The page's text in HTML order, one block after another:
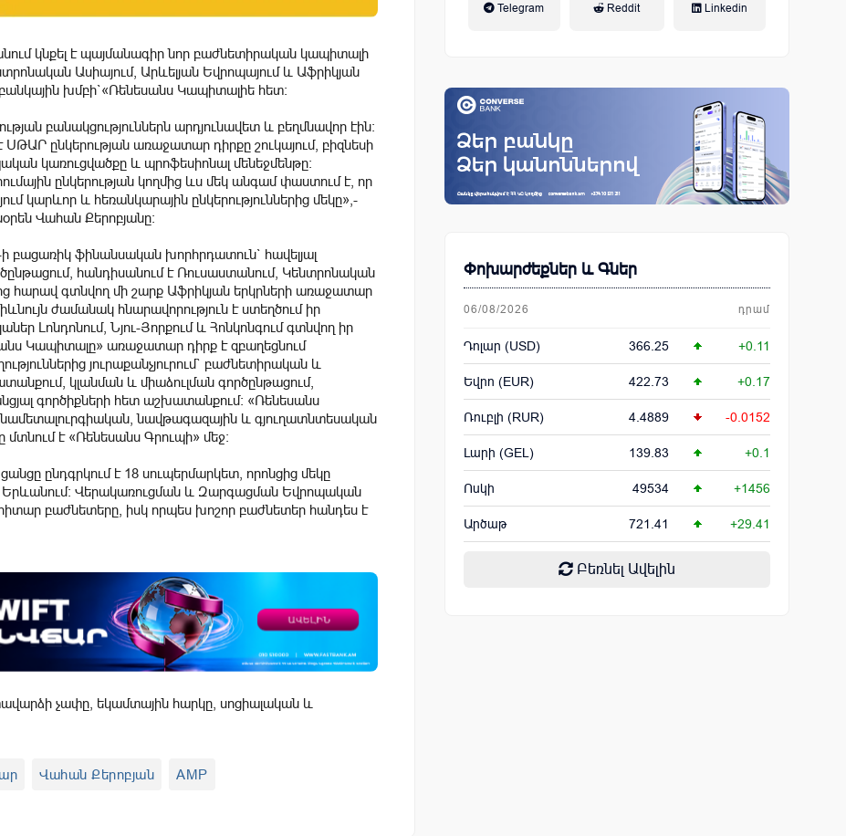
կնքել է պայմանագիր նոր բաժնետիրական կապիտալի
Ասիայում, Արևելյան Եվրոպայում և Աֆրիկյան
խմբի`«Ռենեսանս Կապիտալիե հետ:
բանակցություններն արդյունավետ և բեղմնավոր էին:
ընկերության առաջատար դիրքը շուկայում, բիզնեսի
կառուցվածքը և պրոֆեսիոնալ մենեջմենթը:
ընկերության կողմից ևս մեկ անգամ փաստում է, որ
կարևոր և հեռանկարային ընկերություններից մեկը»,-
Վահան Քերոբյանը:
բացառիկ ֆինանսական խորհրդատուն` հավելյալ
հանդիսանում է Ռուսաստանում, Կենտրոնական
հարավ գտնվող մի շարք Աֆրիկյան երկրների առաջատար
ժամանակ հնարավորություն է ստեղծում իր
Լոնդոնում, Նյու-Յորքում և Հոնկոնգում գտնվող իր
Կապիտալը» առաջատար դիրք է զբաղեցնում
յուրաքանչյուրում` բաժնետիրական և
կլանման և միաձուլման գործընթացում,
գործիքների հետ աշխատանքում: «Ռենեսանս
նավթագազային և գյուղատնտեսական
մտնում է «Ռենեսանս Գրուպի» մեջ:
ընդգրկում է 18 սուպերմարկետ, որոնցից մեկը
Երևանում: Վերակառուցման և Զարգացման Եվրոպական
բաժնետերը, իսկ որպես խոշոր բաժնետեր հանդես է
չափը, եկամտային հարկը, սոցիալական և
Վահան Քերոբյան AMP
Telegram Reddit Linkedin
Փոխարժեքներ և Գներ
06/08/2026 դրամ
Դոլար (USD) 366.25 +0.11
Եվրո (EUR) 422.73 +0.17
Ռուբլի (RUR) 4.4889 -0.0152
Լարի (GEL) 139.83 +0.1
Ոսկի 49534 +1456
Արծաթ 721.41 +29.41
Բեռնել Ավելին